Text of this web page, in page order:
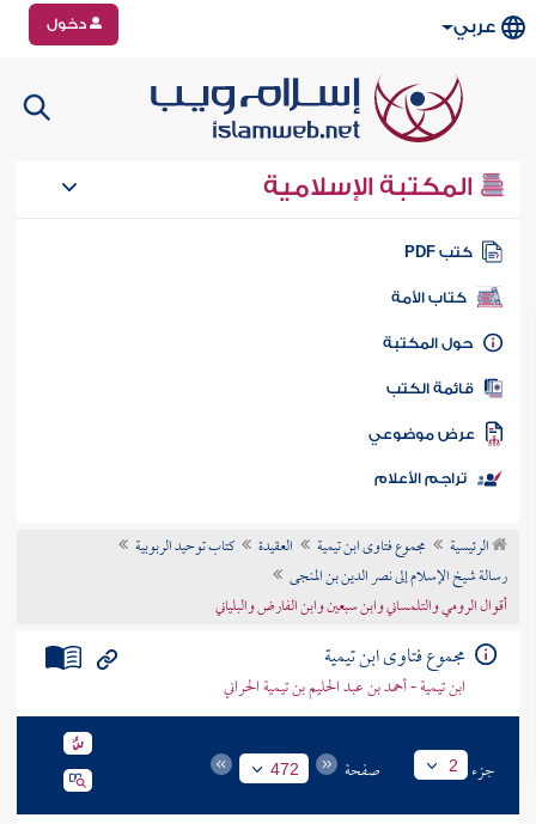
عربي دخول
المكتبة الإسلامية
كتب PDF
كتاب الأمة
المكتبة
الكتب
موضوعي
تراجم الأعلام
الرئيسية مجموع فتاوى ابن تيمية العقيدة
كتاب توحيد الربوبية
رسالة شيخ الإسلام إلى نصر الدين بن المنجى
أقوال الرومي والتلمساني وابن سبعين وابن الفارض والبلياني
مجموع فتاوى ابن تيمية
ابن تيمية - أحمد بن عبد الحليم بن تيمية الحراني
جزء 2 صفحة 472